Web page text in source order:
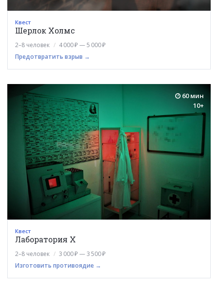
Квест
Шерлок Холмс
2–8 человек
4 000 ₽ — 5 000 ₽
Предотвратить взрыв →
60 мин
10+
Квест
Лаборатория Х
2–8 человек
3 000 ₽ — 3 500 ₽
Изготовить противоядие →